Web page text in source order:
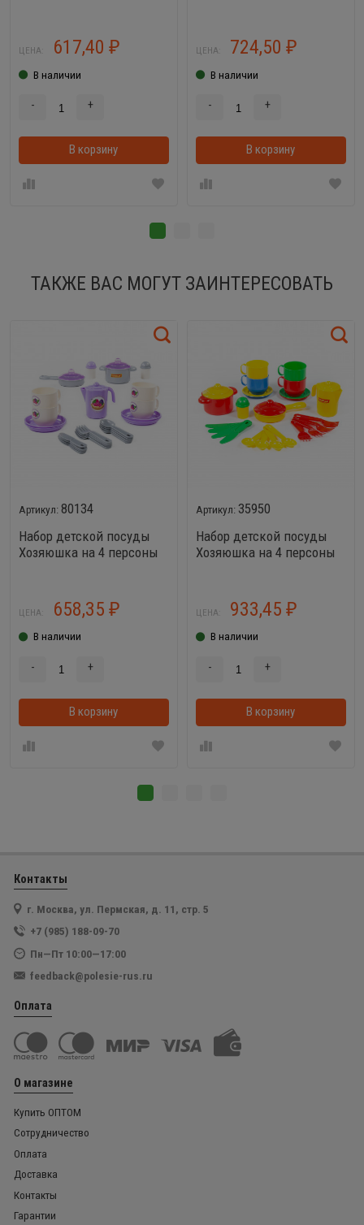
ЦЕНА: 617,40 ₽
В наличии
- +
В корзину В корзинке
ЦЕНА: 724,50 ₽
В наличии
- +
В корзину
ТАКЖЕ ВАС МОГУТ ЗАИНТЕРЕСОВАТЬ
80134
Набор детской посуды
Хозяюшка на 4 персоны
ЦЕНА: 658,35 ₽
В наличии
- +
В корзину В корзинке
35950
Набор детской посуды
Хозяюшка на 4 персоны
ЦЕНА: 933,45 ₽
В наличии
- +
В корзину
Контакты
г. Москва, ул. Пермская, д. 11, стр. 5
+7 (985) 188-09-70
Пн—Пт 10:00—17:00
feedback@polesie-rus.ru
Оплата
О магазине
Купить ОПТОМ
Сотрудничество
Оплата
Доставка
Контакты
Гарантии